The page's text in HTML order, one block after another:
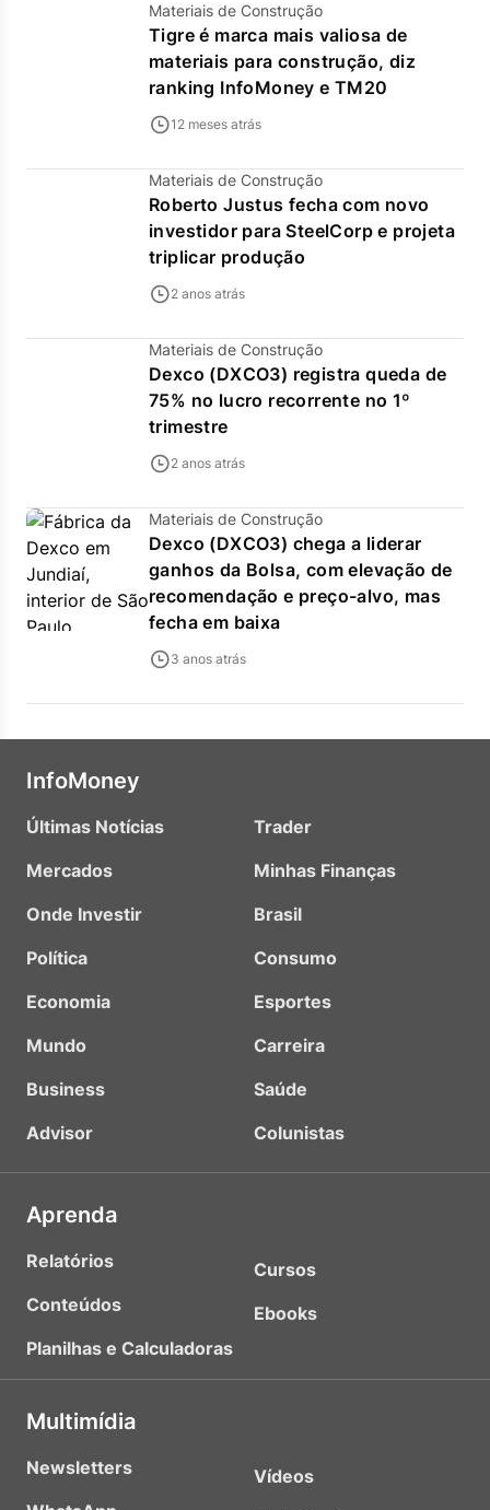
Materiais de Construção
Tigre é marca mais valiosa de
materiais para construção, diz
ranking InfoMoney e TM20
12 meses atrás
Materiais de Construção
Roberto Justus fecha com novo
investidor para SteelCorp e projeta
triplicar produção
2 anos atrás
Materiais de Construção
Dexco (DXCO3) registra queda de
75% no lucro recorrente no 1º
trimestre
2 anos atrás
Materiais de Construção
Dexco (DXCO3) chega a liderar
ganhos da Bolsa, com elevação de
recomendação e preço-alvo, mas
fecha em baixa
3 anos atrás
InfoMoney
Últimas Notícias
Mercados
Onde Investir
Política
Economia
Mundo
Business
Advisor
Trader
Minhas Finanças
Brasil
Consumo
Esportes
Carreira
Saúde
Colunistas
Aprenda
Relatórios
Conteúdos
Planilhas e Calculadoras
Cursos
Ebooks
Multimídia
Newsletters
Vídeos